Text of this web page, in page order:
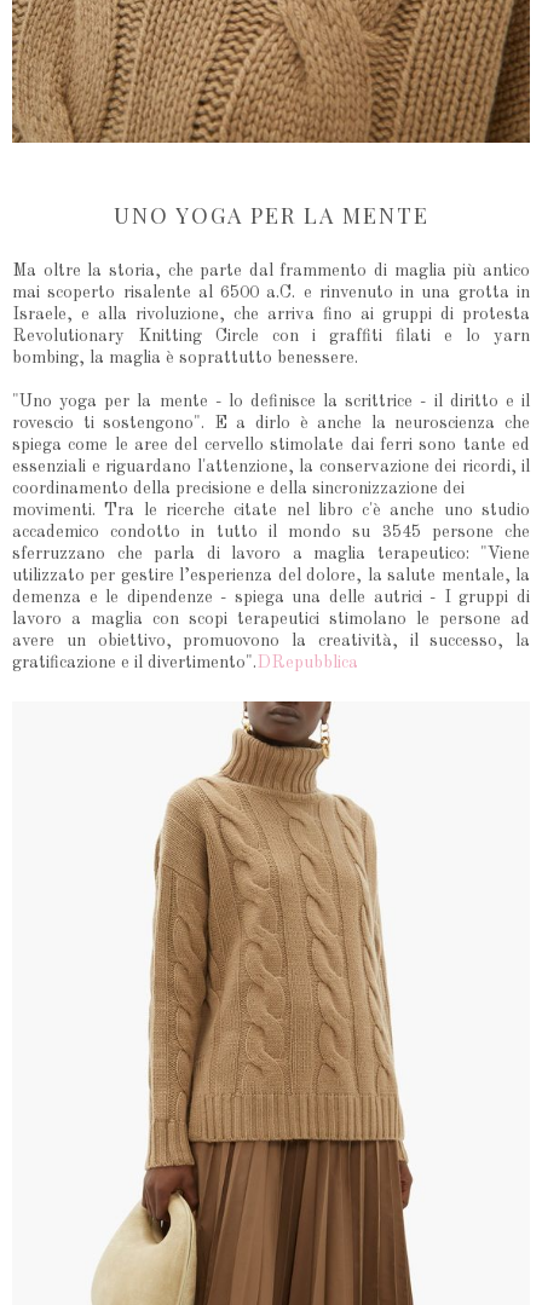
UNO YOGA PER LA MENTE
Ma oltre la storia, che parte dal frammento di maglia più antico
mai scoperto risalente al 6500 a.C. e rinvenuto in una grotta in
Israele, e alla rivoluzione, che arriva fino ai gruppi di protesta
Revolutionary Knitting Circle con i graffiti filati e lo yarn
bombing, la maglia è soprattutto benessere.
"Uno yoga per la mente - lo definisce la scrittrice - il diritto e il
rovescio ti sostengono". E a dirlo è anche la neuroscienza che
spiega come le aree del cervello stimolate dai ferri sono tante ed
essenziali e riguardano l'attenzione, la conservazione dei ricordi, il
coordinamento della precisione e della sincronizzazione dei
movimenti. Tra le ricerche citate nel libro c'è anche uno studio
accademico condotto in tutto il mondo su 3545 persone che
sferruzzano che parla di lavoro a maglia terapeutico: "Viene
utilizzato per gestire l’esperienza del dolore, la salute mentale, la
demenza e le dipendenze - spiega una delle autrici - I gruppi di
lavoro a maglia con scopi terapeutici stimolano le persone ad
avere un obiettivo, promuovono la creatività, il successo, la
gratificazione e il divertimento". DRepubblica